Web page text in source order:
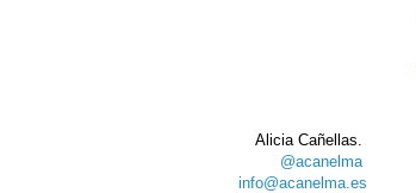
Alicia Cañellas.
@acanelma
info@acanelma.es